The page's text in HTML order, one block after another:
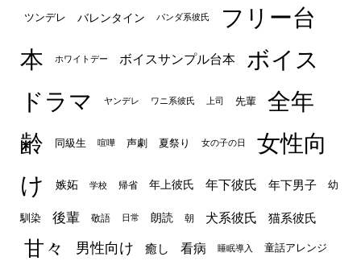
ツンデレ バレンタイン パンダ系彼氏
フリー台
本
ホワイトデー ボイスサンプル台本
ボイス
ドラマ
ヤンデレ ワニ系彼氏 上司 先輩
全年
齢
同級生 喧嘩 声劇 夏祭り 女の子の日
女性向
け
嫉妬 学校 帰省 年上彼氏 年下彼氏 年下男子 幼
馴染 後輩 敬語 日常 朗読 朝 犬系彼氏 猫系彼氏
甘々 男性向け 癒し 看病 睡眠導入 童話アレンジ